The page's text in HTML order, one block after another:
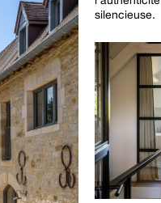
silencieuse.